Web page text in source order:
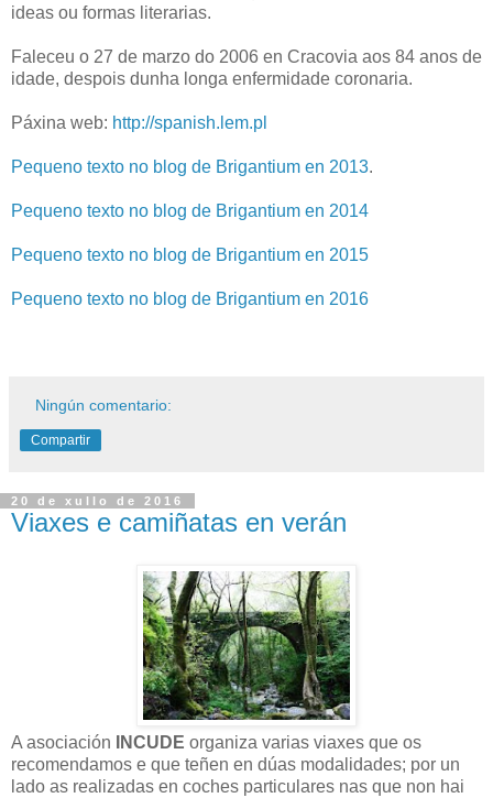
ideas ou formas literarias.
Faleceu o 27 de marzo do 2006 en Cracovia aos 84 anos de
idade, despois dunha longa enfermidade coronaria.
Páxina web: http://spanish.lem.pl
Pequeno texto no blog de Brigantium en 2013.
Pequeno texto no blog de Brigantium en 2014
Pequeno texto no blog de Brigantium en 2015
Pequeno texto no blog de Brigantium en 2016
Ningún comentario:
Compartir
20 de xullo de 2016
Viaxes e camiñatas en verán
A asociación INCUDE organiza varias viaxes que os
recomendamos e que teñen en dúas modalidades; por un
lado as realizadas en coches particulares nas que non hai